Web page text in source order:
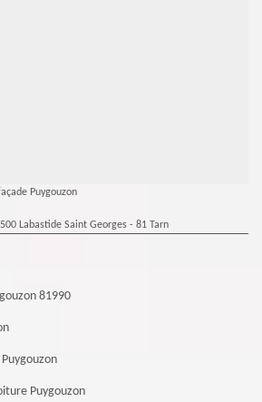
Puygouzon
Labastide Saint Georges - 81 Tarn
81990
Puygouzon